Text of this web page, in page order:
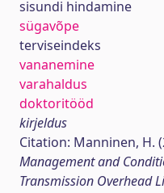
sisundi hindamine
sügavõpe
terviseindeks
vananemine
varahaldus
doktoritööd
kirjeldus
Citation: Manninen, H.
Management and
Transmission Overhead